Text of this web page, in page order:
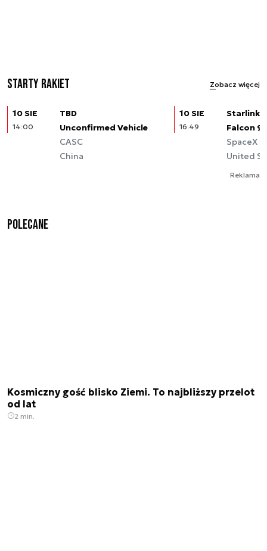
Starty rakiet Zobacz więcej
10 SIE
14:00
TBD
Unconfirmed Vehicle
CASC
China
10 SIE
16:49
Starlink
Falcon 9
SpaceX
United
Reklama
Polecane
Kosmiczny gość blisko Ziemi. To najbliższy przelot
od lat
2 min.